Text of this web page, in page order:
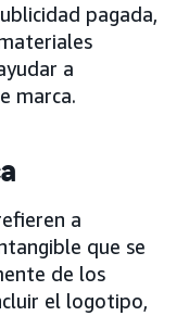
pagada,
a
marca.
a
que se
de los
el logotipo,